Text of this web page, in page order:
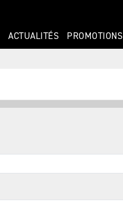
ACTUALITÉS PROMOTIONS